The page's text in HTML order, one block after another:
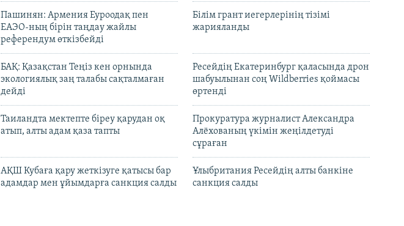
Пашинян: Армения Еуроодақ пен
ЕАЭО-ның бірін таңдау жайлы
референдум өткізбейді
Білім грант иегерлерінің тізімі
жарияланды
БАҚ: Қазақстан Теңіз кен орнында
экологиялық заң талабы сақталмаған
дейді
Ресейдің Екатеринбург қаласында дрон
шабуылынан соң Wildberries қоймасы
өртенді
Таиландта мектепте біреу қарудан оқ
атып, алты адам қаза тапты
Прокуратура журналист Александра
Алёхованың үкімін жеңілдетуді
сұраған
АҚШ Кубаға қару жеткізуге қатысы бар
адамдар мен ұйымдарға санкция салды
Ұлыбритания Ресейдің алты банкіне
санкция салды